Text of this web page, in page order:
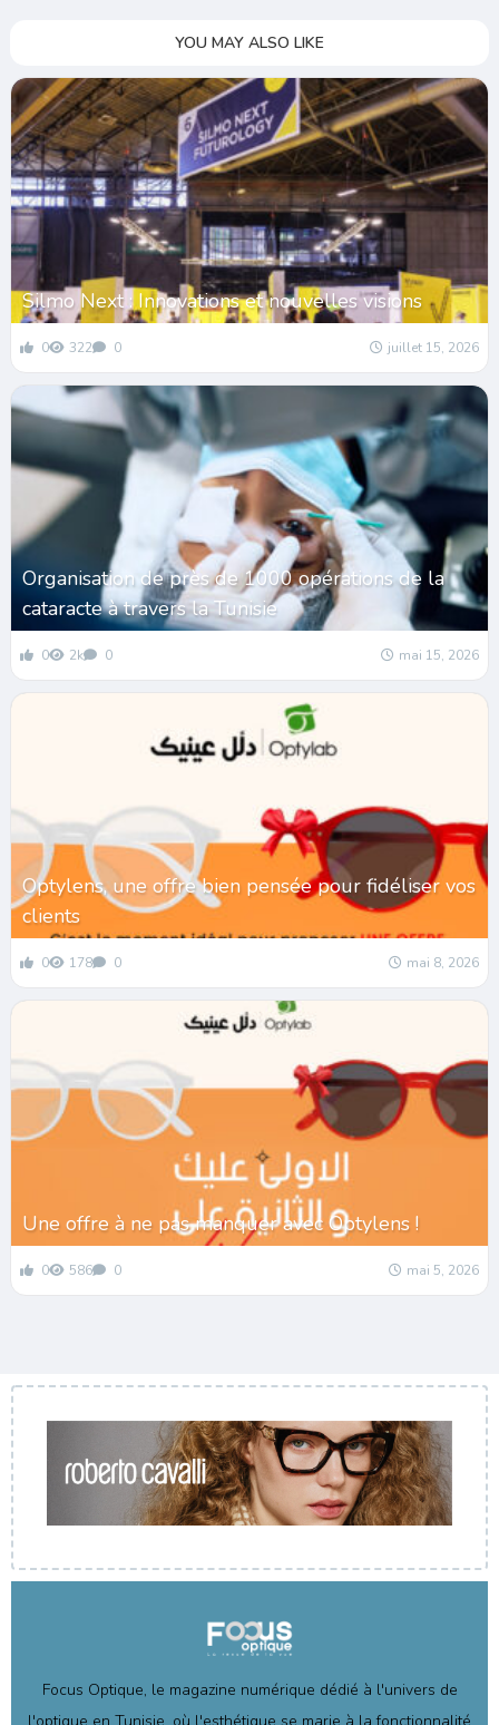
YOU MAY ALSO LIKE
Silmo Next : Innovations et nouvelles visions
0 322 0 juillet 15, 2026
Organisation de près de 1000 opérations de la
cataracte à travers la Tunisie
0 2k 0 mai 15, 2026
Optylens, une offre bien pensée pour fidéliser vos
clients
0 178 0 mai 8, 2026
Une offre à ne pas manquer avec Optylens !
0 586 0 mai 5, 2026
Focus Optique, le magazine numérique dédié à l'univers de